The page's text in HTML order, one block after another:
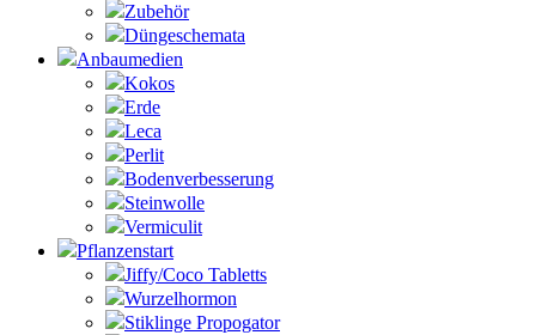
Zubehör
Düngeschemata
Anbaumedien
Kokos
Erde
Leca
Perlit
Bodenverbesserung
Steinwolle
Vermiculit
Pflanzenstart
Jiffy/Coco Tabletts
Wurzelhormon
Stiklinge Propogator